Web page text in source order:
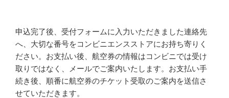
申込完了後、受付フォームに入力いただきました連絡先
へ、大切な番号をコンビニエンスストアにお持ち寄りく
ださい。お支払い後、航空券の情報はコンビニでは受け
取りではなく、メールでご案内いたします。お支払い手
続き後、順番に航空券のチケット受取のご案内を送信さ
せていただきます。